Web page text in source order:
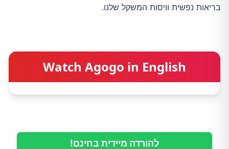
בריאות נפשית וויסות המשקל שלנו.
Watch Agogo in English
להורדה מיידית בחינם!